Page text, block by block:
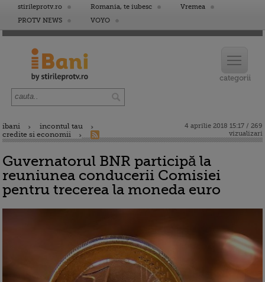
stirileprotv.ro Romania, te iubesc
Vremea
PROTV NEWS
VOYO
ibani
incontul tau
credite si economii
4 aprilie 2018 15:17 / 269
vizualizari
Guvernatorul BNR participă la
reuniunea conducerii Comisiei
pentru trecerea la moneda euro